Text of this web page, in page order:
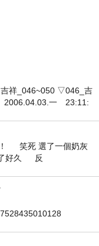
吉祥_046~050 ▽046_吉
2006.04.03.一 23:11:
！ 笑死 選了一個奶灰
了好久 反